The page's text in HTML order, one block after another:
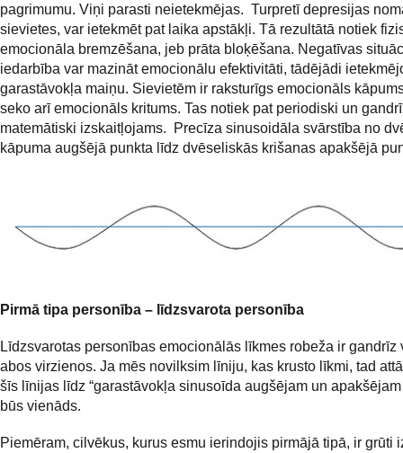
pagrimumu. Viņi parasti neietekmējas. Turpretī depresijas
sievietes, var ietekmēt pat laika apstākļi. Tā rezultātā notiek
emocionāla bremzēšana, jeb prāta bloķēšana. Negatīvas
iedarbība var mazināt emocionālu efektivitāti, tādējādi
garastāvokļa maiņu. Sievietēm ir raksturīgs emocionāls
seko arī emocionāls kritums. Tas notiek pat periodiski un
matemātiski izskaitļojams. Precīza sinusoidāla svārstība no
kāpuma augšējā punkta līdz dvēseliskās krišanas apakšējā
Pirmā tipa personība – līdzsvarota personība
Līdzsvarotas personības emocionālās līkmes robeža ir gandrīz
abos virzienos. Ja mēs novilksim līniju, kas krusto līkmi, tad
šīs līnijas līdz “garastāvokļa sinusoīda augšējam un apakšējam
būs vienāds.
Piemēram, cilvēkus, kurus esmu ierindojis pirmājā tipā, ir grūti